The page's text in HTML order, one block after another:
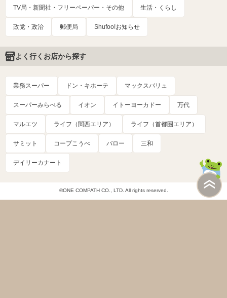
TV局・新聞社・フリーペーパー・その他 生活・くらし
政党・政治 郵便局 Shufoo!お知らせ
よく行くお店から探す
業務スーパー ドン・キホーテ マックスバリュ
スーパーみらべる イオン イトーヨーカドー 万代
マルエツ ライフ（関西エリア） ライフ（首都圏エリア）
サミット コープこうべ バロー 三和
デイリーカナート
©ONE COMPATH CO., LTD. All rights reserved.